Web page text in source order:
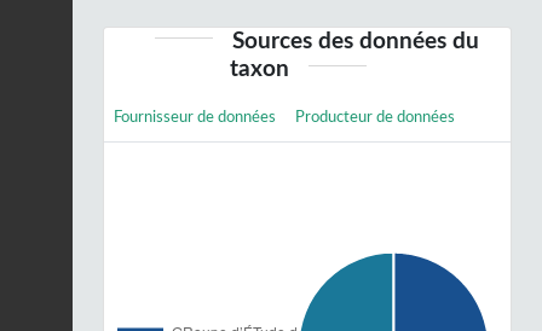
Sources des données du
taxon
Fournisseur de données Producteur de données